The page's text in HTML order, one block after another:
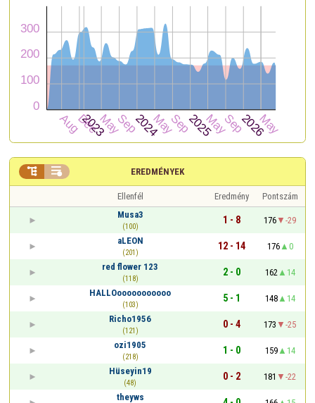
EREDMÉNYEK
 
Ellenfél Eredmény
Pontszám
Musa3
(100)
1 - 8 176
-29
aLEON
(201)
12 - 14 176
0
red flower 123
(118)
2 - 0 162
14
HALLOooooooooooo
(103)
5 - 1 148
14
Richo1956
(121)
0 - 4 173
-25
ozi1905
(218)
1 - 0 159
14
Hüseyin19
(48)
0 - 2 181
-22
theyws